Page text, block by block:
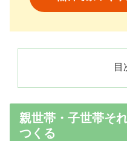
目
親世帯・子世帯そ
つくる